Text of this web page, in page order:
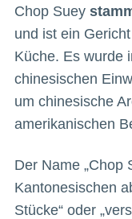
Chop Suey
und ist ein
Küche. Es wurde
chinesischen
um chinesische
amerikanischen
Der Name „Chop
Kantonesischen
Stücke“ oder